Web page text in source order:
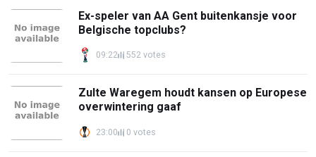
Ex-speler van AA Gent buitenkansje voor
Belgische topclubs?
09:22 552 votes
Zulte Waregem houdt kansen op Europese
overwintering gaaf
23:00 0 votes